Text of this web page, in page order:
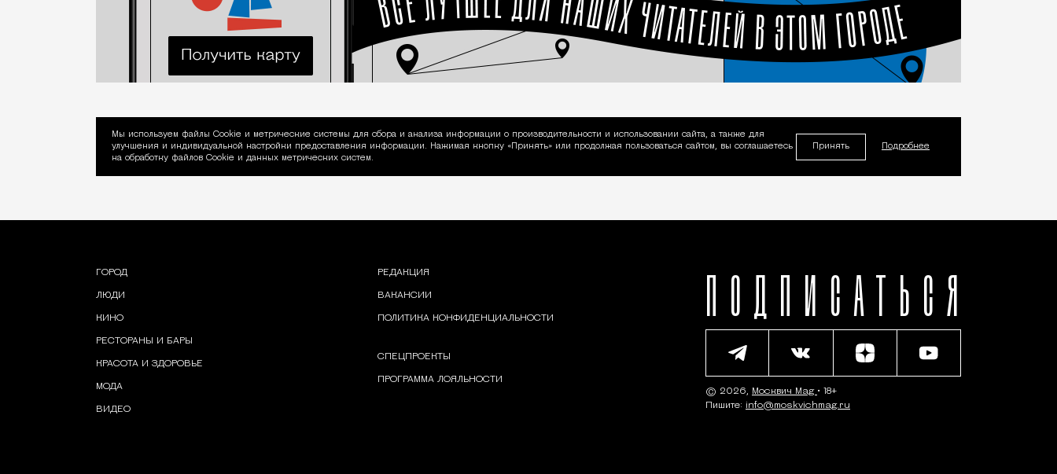
Уведомление об использовании Cookie
Мы используем файлы Сookie и метрические системы для сбора и анализа информации о производительности и использовании сайта, а также для
улучшения и индивидуальной настройки предоставления информации. Нажимая кнопку «Принять» или продолжая пользоваться сайтом, вы соглашаетесь
на обработку файлов Cookie и данных метрических систем.
Принять Подробнее
ГОРОД
ЛЮДИ
КИНО
РЕСТОРАНЫ И БАРЫ
КРАСОТА И ЗДОРОВЬЕ
МОДА
ВИДЕО
РЕДАКЦИЯ
ВАКАНСИИ
ПОЛИТИКА КОНФИДЕНЦИАЛЬНОСТИ
СПЕЦПРОЕКТЫ
ПРОГРАММА ЛОЯЛЬНОСТИ
ПОДПИСАТЬСЯ
© 2026, Москвич Mag • 18+
Пишите: info@moskvichmag.ru